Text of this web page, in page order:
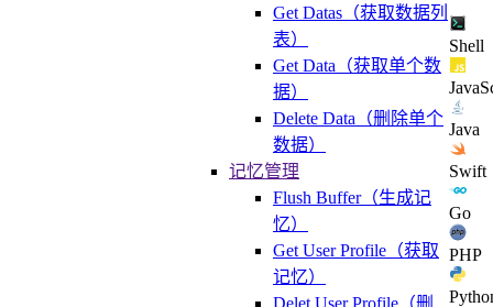
Get Datas（获取数据列
表）
Get Data（获取单个数
据）
Delete Data（删除单个
数据）
记忆管理
Flush Buffer（生成记
忆）
Get User Profile（获取
记忆）
Delet User Profile（删
Shell
Java
Swift
Go
PHP